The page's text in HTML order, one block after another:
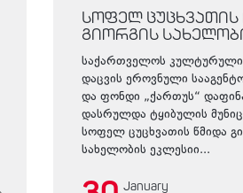
სოფელ ცუცხვათის
გიორგის
საქართველოს კულტურული
დაცვის ეროვნული
და ფონდი „ქართუს“
დასრულდა ტყიბულის
სოფელ ცუცხვათის წმიდა
სახელობის ეკლესიი...
January